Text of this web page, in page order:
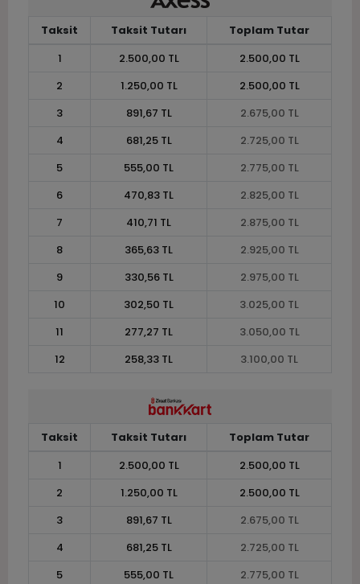
Taksit Taksit Tutarı
Toplam Tutar
1
2.500,00 TL
2.500,00 TL
2
1.250,00 TL
2.500,00 TL
3
891,67 TL
2.675,00 TL
4
681,25 TL
2.725,00 TL
5
555,00 TL
2.775,00 TL
6
470,83 TL
2.825,00 TL
7
410,71 TL
2.875,00 TL
8
365,63 TL
2.925,00 TL
9
330,56 TL
2.975,00 TL
10
302,50 TL
3.025,00 TL
11
277,27 TL
3.050,00 TL
12
258,33 TL 3.100,00 TL
Taksit Taksit Tutarı
Toplam Tutar
1
2.500,00 TL
2.500,00 TL
2
1.250,00 TL
2.500,00 TL
3
891,67 TL
2.675,00 TL
4
681,25 TL
2.725,00 TL
5
555,00 TL
2.775,00 TL